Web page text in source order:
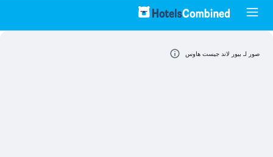
صور لـ بيور لاند جيست هاوس